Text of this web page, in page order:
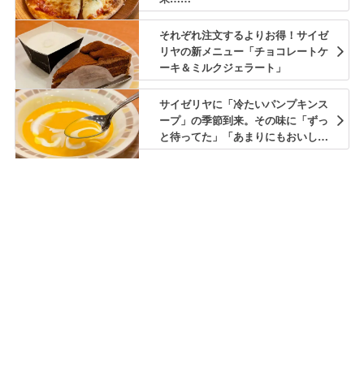
それぞれ注文するよりお得！サイゼ
リヤの新メニュー「チョコレートケ
ーキ＆ミルクジェラート」
サイゼリヤに「冷たいパンプキンス
ープ」の季節到来。その味に「ずっ
と待ってた」「あまりにもおいし
い」